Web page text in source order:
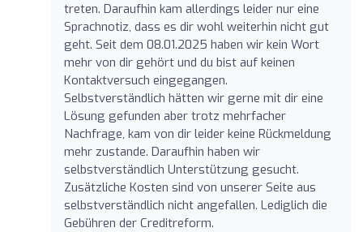
treten. Daraufhin kam allerdings leider nur eine
Sprachnotiz, dass es dir wohl weiterhin nicht gut
geht. Seit dem 08.01.2025 haben wir kein Wort
mehr von dir gehört und du bist auf keinen
Kontaktversuch eingegangen.
Selbstverständlich hätten wir gerne mit dir eine
Lösung gefunden aber trotz mehrfacher
Nachfrage, kam von dir leider keine Rückmeldung
mehr zustande. Daraufhin haben wir
selbstverständlich Unterstützung gesucht.
Zusätzliche Kosten sind von unserer Seite aus
selbstverständlich nicht angefallen. Lediglich die
Gebühren der Creditreform.